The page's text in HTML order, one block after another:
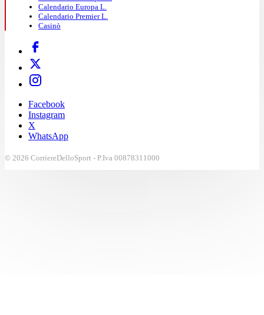
Calendario Europa L.
Calendario Premier L.
Casinò
Facebook
Instagram
X
WhatsApp
© 2026 CorriereDelloSport - P.Iva 00878311000